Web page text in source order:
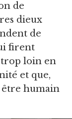
de
dieux
de
firent
loin en
et que,
être humain